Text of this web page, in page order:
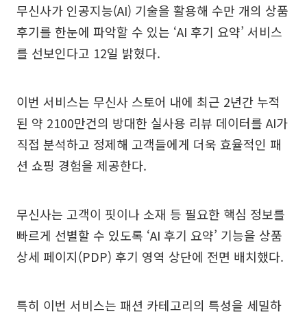
무신사가 인공지능(AI) 기술을 활용해 수만 개의 상품
후기를 한눈에 파악할 수 있는 ‘AI 후기 요약’ 서비스
를 선보인다고 12일 밝혔다.
이번 서비스는 무신사 스토어 내에 최근 2년간 누적
된 약 2100만건의 방대한 실사용 리뷰 데이터를 AI가
직접 분석하고 정제해 고객들에게 더욱 효율적인 패
션 쇼핑 경험을 제공한다.
무신사는 고객이 핏이나 소재 등 필요한 핵심 정보를
빠르게 선별할 수 있도록 ‘AI 후기 요약’ 기능을 상품
상세 페이지(PDP) 후기 영역 상단에 전면 배치했다.
특히 이번 서비스는 패션 카테고리의 특성을 세밀하